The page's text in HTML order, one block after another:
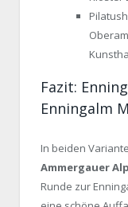
Fazit:
Enningalm
In beiden
Ammergauer
Runde zur